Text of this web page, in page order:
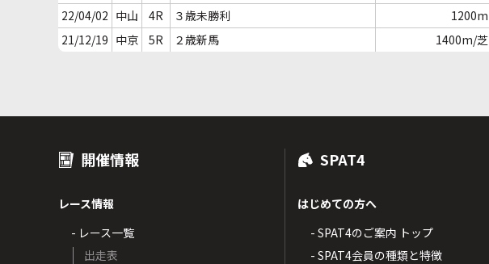
22/04/02 中山 4R ３歳未勝利 1200m
21/12/19 中京 5R ２歳新馬 1400m/芝
開催情報
レース情報
- レース一覧
出走表
SPAT4
はじめての方へ
- SPAT4のご案内 トップ
- SPAT4会員の種類と特徴